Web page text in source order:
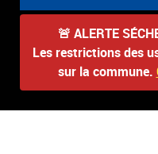
🚨 ALERTE
Les restrictions des
sur la commune.